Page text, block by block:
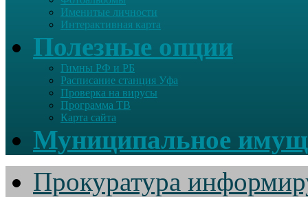
Именитые личности
Интерактивная карта
Полезные опции
Гимны РФ и РБ
Расписание станция Уфа
Проверка на вирусы
Программа ТВ
Карта сайта
Муниципальное
Прокуратура